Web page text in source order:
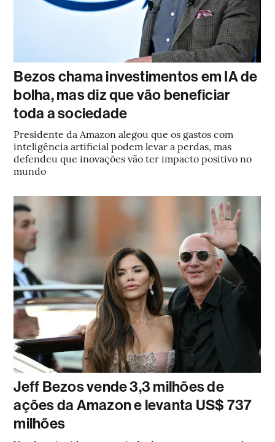
Bezos chama investimentos em IA de
bolha, mas diz que vão beneficiar
toda a sociedade
Presidente da Amazon alegou que os gastos com
inteligência artificial podem levar a perdas, mas
defendeu que inovações vão ter impacto positivo no
mundo
Jeff Bezos vende 3,3 milhões de
ações da Amazon e levanta US$ 737
milhões